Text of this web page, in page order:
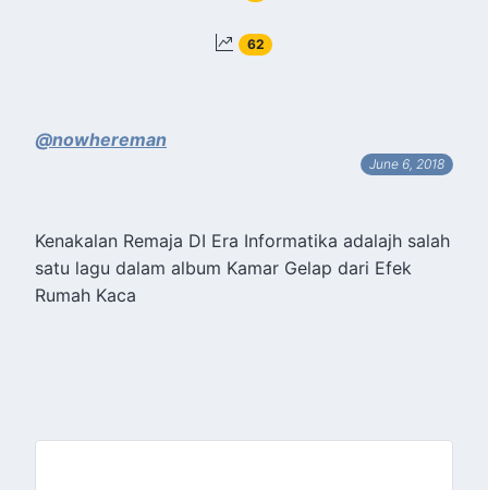
62
@nowhereman
June 6, 2018
Kenakalan Remaja DI Era Informatika adalajh salah
satu lagu dalam album Kamar Gelap dari Efek
Rumah Kaca